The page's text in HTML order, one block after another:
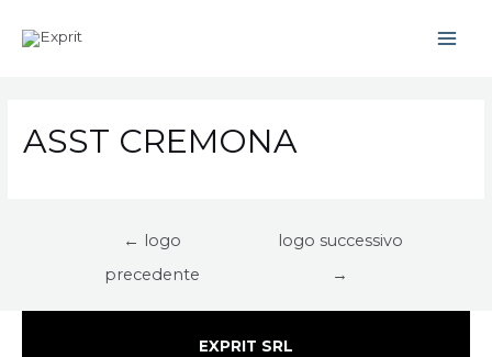
ASST CREMONA
Navigazione
← logo
precedente
logo successivo
→
EXPRIT SRL